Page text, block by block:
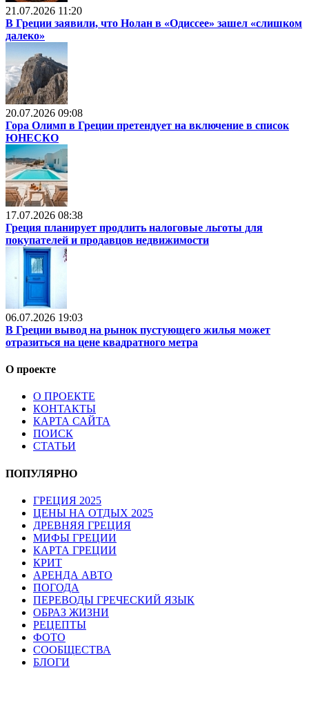
21.07.2026 11:20
В Греции заявили, что Нолан в «Одиссее» зашел «слишком
далеко»
20.07.2026 09:08
Гора Олимп в Греции претендует на включение в список
ЮНЕСКО
17.07.2026 08:38
Греция планирует продлить налоговые льготы для
покупателей и продавцов недвижимости
06.07.2026 19:03
В Греции вывод на рынок пустующего жилья может
отразиться на цене квадратного метра
О проекте
О ПРОЕКТЕ
КОНТАКТЫ
КАРТА САЙТА
ПОИСК
СТАТЬИ
ПОПУЛЯРНО
ГРЕЦИЯ 2025
ЦЕНЫ НА ОТДЫХ 2025
ДРЕВНЯЯ ГРЕЦИЯ
МИФЫ ГРЕЦИИ
КАРТА ГРЕЦИИ
КРИТ
АРЕНДА АВТО
ПОГОДА
ПЕРЕВОДЫ ГРЕЧЕСКИЙ ЯЗЫК
ОБРАЗ ЖИЗНИ
РЕЦЕПТЫ
ФОТО
СООБЩЕСТВА
БЛОГИ